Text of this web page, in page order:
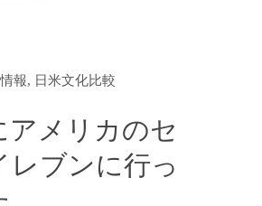
報, 日米文化比較
アメリカのセ
レブンに行っ